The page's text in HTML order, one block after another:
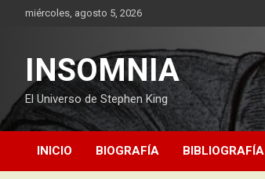
miércoles, agosto 5, 2026
INSOMNIA
El Universo de Stephen King
INICIO BIOGRAFÍA BIBLIOGRAFÍA